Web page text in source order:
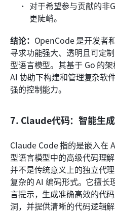
对于希望参与贡献的非
更陡峭。
结论： OpenCode 是开发者
寻求功能强大、透明且可定
型语言模型。其基于 Go 的
AI 协助下构建和管理复杂软
强的控制能力。
7. Claude代码：智能生
Claude Code 指的是嵌入在
型语言模型中的高级代码理
并不是传统意义上的独立代
复杂的 AI 编码形式。它擅
言提示，生成准确高效的代
洞，并提供清晰的代码逻辑